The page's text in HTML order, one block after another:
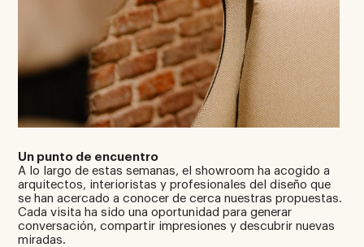
Un punto de encuentro
A lo largo de estas semanas, el showroom ha acogido a
arquitectos, interioristas y profesionales del diseño que
se han acercado a conocer de cerca nuestras propuestas.
Cada visita ha sido una oportunidad para generar
conversación, compartir impresiones y descubrir nuevas
miradas.